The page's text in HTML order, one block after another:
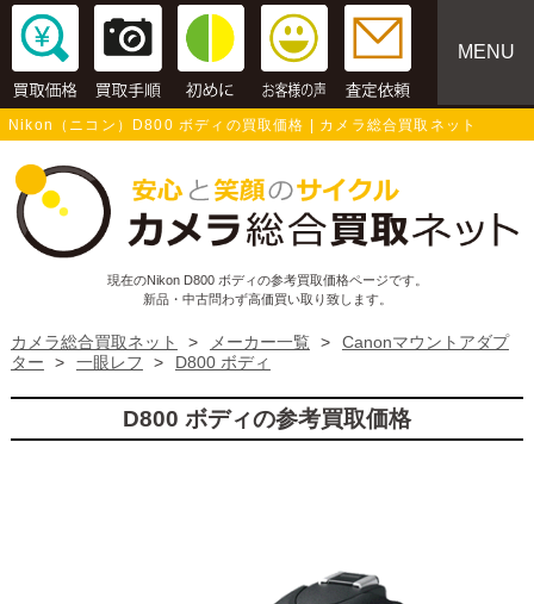
MENU
Nikon（ニコン）D800 ボディの買取価格 | カメラ総合買取ネット
現在のNikon D800 ボディの参考買取価格ページです。
新品・中古問わず高価買い取り致します。
カメラ総合買取ネット > メーカー一覧 >
Canonマウントアダプ
ター
> 一眼レフ > D800 ボディ
D800 ボディの参考買取価格